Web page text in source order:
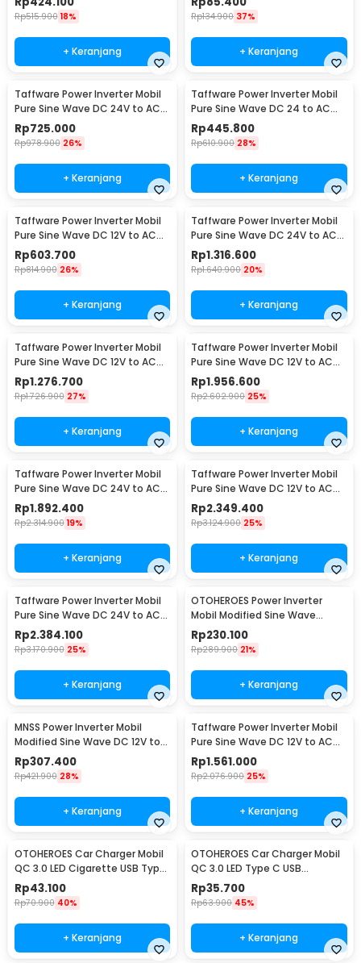
Rp515.900 18%
+ Keranjang
Rp134.900 37%
+ Keranjang
Taffware Power Inverter Mobil
Pure Sine Wave DC 24V to AC
220V 2000W - NBQ2000W
Rp725.000
Rp978.900 26%
+ Keranjang
Taffware Power Inverter Mobil
Pure Sine Wave DC 24 to AC
220V 1000W - NBQ1000
Rp445.800
Rp610.900 28%
+ Keranjang
Taffware Power Inverter Mobil
Pure Sine Wave DC 12V to AC
220V 1600W - NBQ1600W
Rp603.700
Rp814.900 26%
+ Keranjang
Taffware Power Inverter Mobil
Pure Sine Wave DC 24V to AC
220V 4000W - NBQ4000W
Rp1.316.600
Rp1.640.900 20%
+ Keranjang
Taffware Power Inverter Mobil
Pure Sine Wave DC 12V to AC
220V 4000W - NBQ4000W
Rp1.276.700
Rp1.726.900 27%
+ Keranjang
Taffware Power Inverter Mobil
Pure Sine Wave DC 12V to AC
220V 5000W - NBQ5000W
Rp1.956.600
Rp2.602.900 25%
+ Keranjang
Taffware Power Inverter Mobil
Pure Sine Wave DC 24V to AC
220V 5000W - NBQ5000W
Rp1.892.400
Rp2.314.900 19%
+ Keranjang
Taffware Power Inverter Mobil
Pure Sine Wave DC 12V to AC
220V 6000W - NBQ6000W
Rp2.349.400
Rp3.124.900 25%
+ Keranjang
Taffware Power Inverter Mobil
Pure Sine Wave DC 24V to AC
220V 6000W - NBQ6000W
Rp2.384.100
Rp3.170.900 25%
+ Keranjang
OTOHEROES Power Inverter
Mobil Modified Sine Wave
DC12V to AC220V 300W - E8982
Rp230.100
Rp289.900 21%
+ Keranjang
MNSS Power Inverter Mobil
Modified Sine Wave DC 12V to
AC 220V 4000W - Q4000
Rp307.400
Rp421.900 28%
+ Keranjang
Taffware Power Inverter Mobil
Pure Sine Wave DC 12V to AC
220V 5500W - CJ-5500Q
Rp1.561.000
Rp2.076.900 25%
+ Keranjang
OTOHEROES Car Charger Mobil
QC 3.0 LED Cigarette USB Type
C 6.5A 66W - M7
Rp43.100
Rp70.900 40%
+ Keranjang
OTOHEROES Car Charger Mobil
QC 3.0 LED Type C USB
Cigarette 2.4A 22.5W - M7
Rp35.700
Rp63.900 45%
+ Keranjang